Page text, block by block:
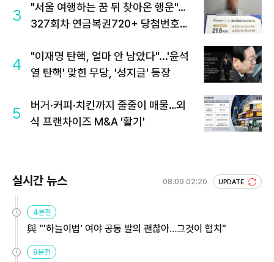
3
"서울 여행하는 꿈 뒤 찾아온 행운"…
327회차 연금복권720+ 당첨번호조
4
"이재명 탄핵, 얼마 안 남았다"...'윤석
열 탄핵' 맞힌 무당, '성지글' 등장
5
버거·커피·치킨까지 줄줄이 매물…외
식 프랜차이즈 M&A '활기'
실시간 뉴스 08.09 02:20 UPDATE
4분전
與 "'하늘이법' 여야 공동 발의 괜찮아…그것이 협치"
9분전